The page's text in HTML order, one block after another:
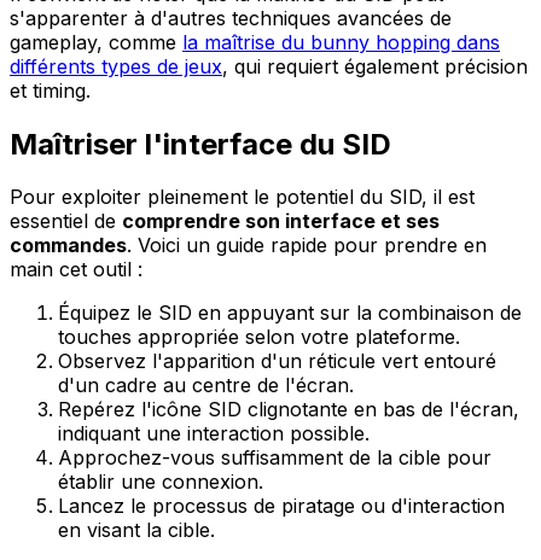
s'apparenter à d'autres techniques avancées de
gameplay, comme la maîtrise du bunny hopping dans
différents types de jeux, qui requiert également précision
et timing.
Maîtriser l'interface du SID
Pour exploiter pleinement le potentiel du SID, il est
essentiel de comprendre son interface et ses
commandes. Voici un guide rapide pour prendre en
main cet outil :
Équipez le SID en appuyant sur la combinaison de
touches appropriée selon votre plateforme.
Observez l'apparition d'un réticule vert entouré
d'un cadre au centre de l'écran.
Repérez l'icône SID clignotante en bas de l'écran,
indiquant une interaction possible.
Approchez-vous suffisamment de la cible pour
établir une connexion.
Lancez le processus de piratage ou d'interaction
en visant la cible.